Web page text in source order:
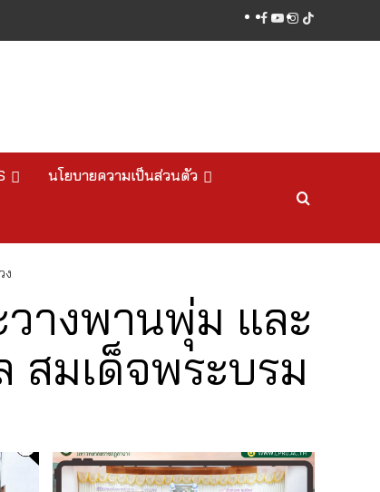
facebook
youtube
instagram
tiktok
นโยบายความเป็นส่วนตัว
ง
วางพานพุ่ม และ
สมเด็จพระบรม